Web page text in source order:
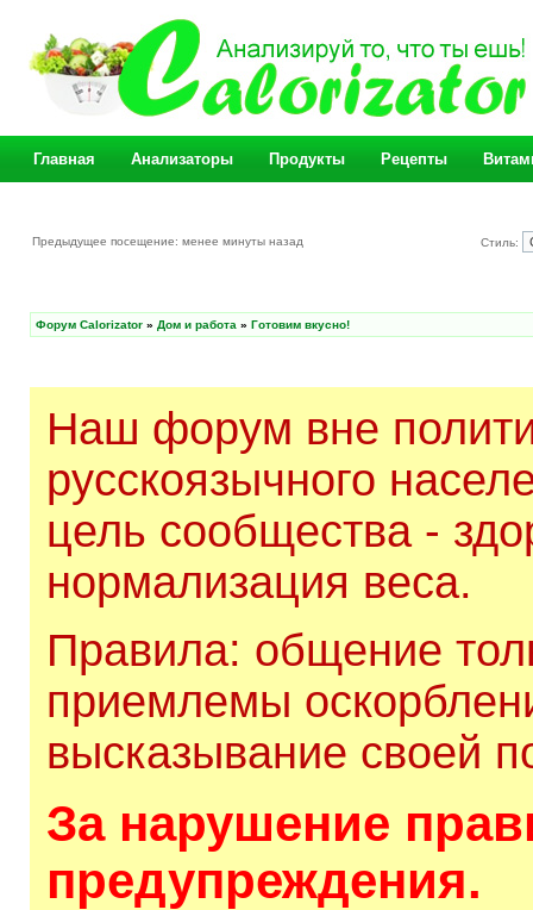
Главная Анализаторы Продукты Рецепты
Предыдущее посещение: менее минуты назад Стиль:
Форум Calorizator » Дом и работа » Готовим вкусно!
Наш форум вне
русскоязычного
цель сообщества -
нормализация веса.
Правила: общение
приемлемы
высказывание своей
За нарушение
предупреждения.